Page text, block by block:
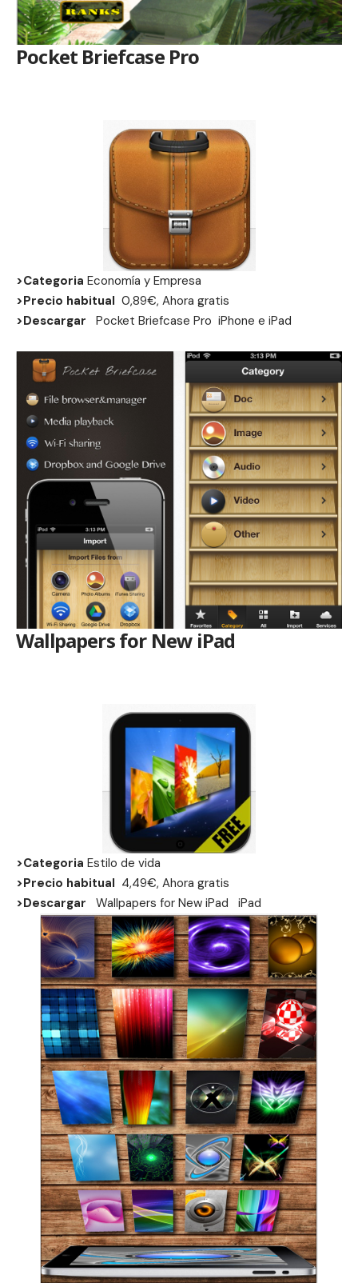
Pocket Briefcase Pro
>Categoria Economía y Empresa
>Precio habitual 0,89€, Ahora gratis
>Descargar
Pocket Briefcase Pro iPhone e iPad
Wallpapers for New iPad
>Categoria Estilo de vida
>Precio habitual 4,49€, Ahora gratis
>Descargar
Wallpapers for New iPad iPad